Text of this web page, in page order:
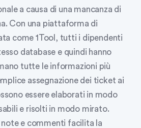
a causa di una mancanza di
Con una piattaforma di
come 1Tool, tutti i dipendenti
database e quindi hanno
tutte le informazioni più
assegnazione dei ticket ai
essere elaborati in modo
e risolti in modo mirato.
note e commenti facilita la